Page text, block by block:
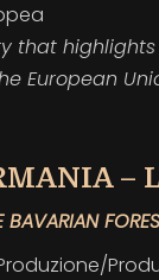
that
European
–